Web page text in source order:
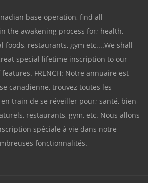
base operation, find all
the awakening process for; health,
foods, restaurants, gym etc....We shall
special lifetime inscription to our
FRENCH: Notre annuaire est
canadienne, trouvez toutes les
train de se réveiller pour; santé, bien-
restaurants, gym, etc. Nous allons
spéciale à vie dans notre
fonctionnalités.